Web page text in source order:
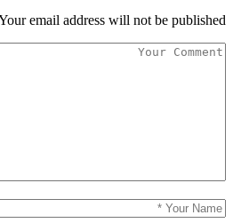
email address will not be published.